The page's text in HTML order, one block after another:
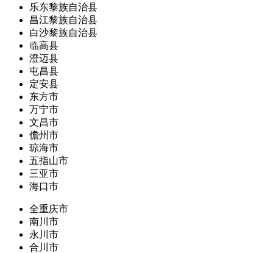
乐东黎族自治县
昌江黎族自治县
白沙黎族自治县
临高县
澄迈县
屯昌县
定安县
东方市
万宁市
文昌市
儋州市
琼海市
五指山市
三亚市
海口市
全重庆市
南川市
永川市
合川市